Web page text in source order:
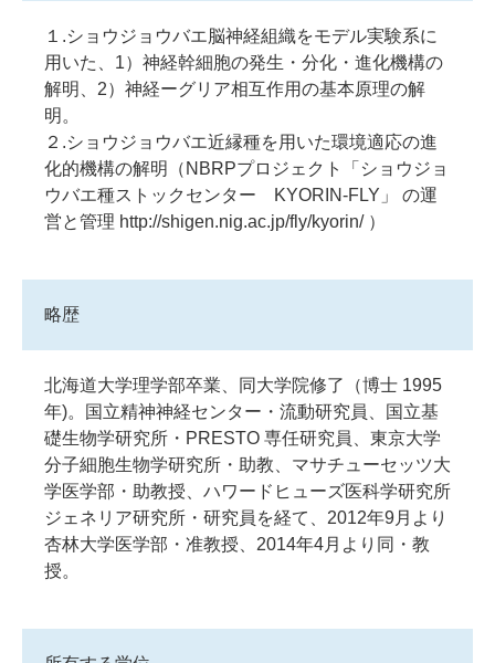
１.ショウジョウバエ脳神経組織をモデル実験系に
用いた、1）神経幹細胞の発生・分化・進化機構の
解明、2）神経ーグリア相互作用の基本原理の解
明。
２.ショウジョウバエ近縁種を用いた環境適応の進
化的機構の解明（NBRPプロジェクト「ショウジョ
ウバエ種ストックセンター KYORIN-FLY」 の運
営と管理 http://shigen.nig.ac.jp/fly/kyorin/ ）
略歴
北海道大学理学部卒業、同大学院修了（博士 1995
年)。国立精神神経センター・流動研究員、国立基
礎生物学研究所・PRESTO 専任研究員、東京大学
分子細胞生物学研究所・助教、マサチューセッツ大
学医学部・助教授、ハワードヒューズ医科学研究所
ジェネリア研究所・研究員を経て、2012年9月より
杏林大学医学部・准教授、2014年4月より同・教
授。